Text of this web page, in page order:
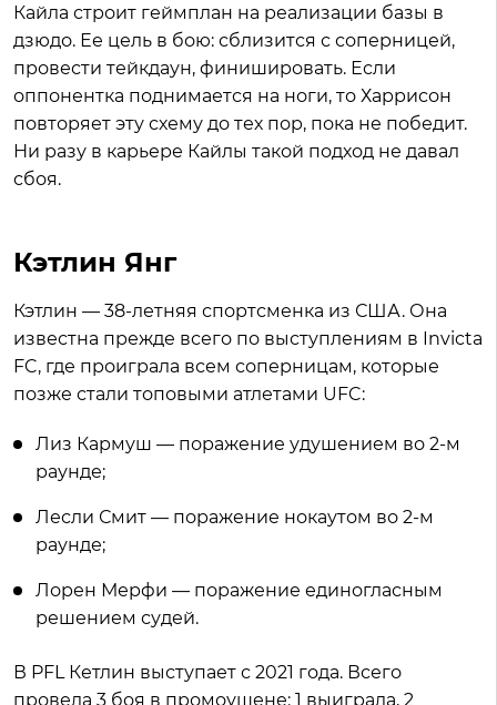
Кайла строит геймплан на реализации базы в
дзюдо. Ее цель в бою: сблизится с соперницей,
провести тейкдаун, финишировать. Если
оппонентка поднимается на ноги, то Харрисон
повторяет эту схему до тех пор, пока не победит.
Ни разу в карьере Кайлы такой подход не давал
сбоя.
Кэтлин Янг
Кэтлин — 38-летняя спортсменка из США. Она
известна прежде всего по выступлениям в Invicta
FC, где проиграла всем соперницам, которые
позже стали топовыми атлетами UFC:
Лиз Кармуш — поражение удушением во 2-м
раунде;
Лесли Смит — поражение нокаутом во 2-м
раунде;
Лорен Мерфи — поражение единогласным
решением судей.
В PFL Кетлин выступает с 2021 года. Всего
провела 3 боя в промоушене: 1 выиграла, 2